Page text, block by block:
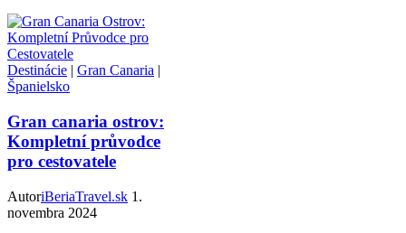
Destinácie | Gran Canaria |
Španielsko
Gran canaria ostrov:
Kompletní průvodce
pro cestovatele
AutoriBeriaTravel.sk 1.
novembra 2024